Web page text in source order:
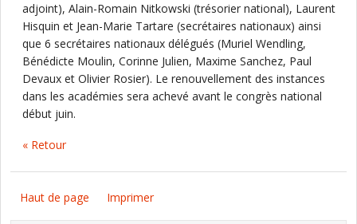
adjoint), Alain-Romain Nitkowski (trésorier national), Laurent
Hisquin et Jean-Marie Tartare (secrétaires nationaux) ainsi
que 6 secrétaires nationaux délégués (Muriel Wendling,
Bénédicte Moulin, Corinne Julien, Maxime Sanchez, Paul
Devaux et Olivier Rosier). Le renouvellement des instances
dans les académies sera achevé avant le congrès national
début juin.
« Retour
Haut de page Imprimer